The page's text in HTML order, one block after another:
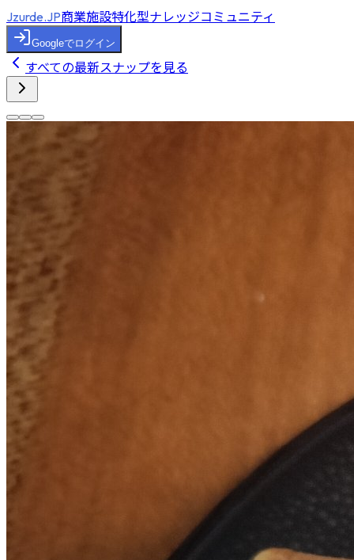
Jzurde.JP商業施設特化型ナレッジコミュニティ
Googleでログイン
すべての最新スナップを見る